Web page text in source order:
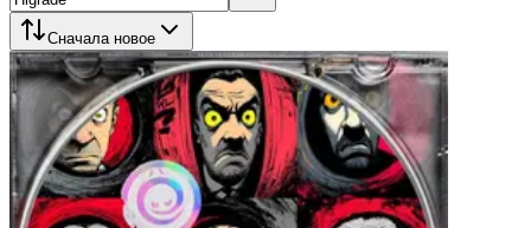
Сначала новое